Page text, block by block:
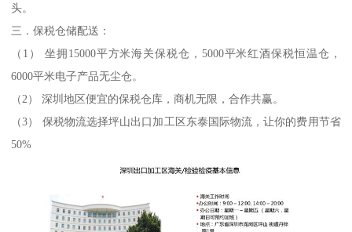
头。
三．保税仓储配送：
（1） 坐拥15000平方米海关保税仓，5000平米红酒保税恒温仓，
6000平米电子产品无尘仓。
（2） 深圳地区便宜的保税仓库，商机无限，合作共赢。
（3） 保税物流选择坪山出口加工区东泰国际物流，让你的费用节省
50%